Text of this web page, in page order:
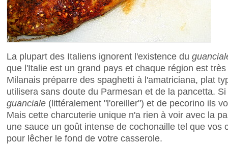
La plupart des Italiens ignorent l'existence du
que l'Italie est un grand pays et chaque région est
Milanais préparre des spaghetti à l'amatriciana, plat
utilisera sans doute du Parmesan et de la pancetta.
guanciale (littéralement "l'oreiller") et de pecorino ils
Mais cette charcuterie unique n'a rien à voir avec la
une sauce un goût intense de cochonaille tel que vos
pour lêcher le fond de votre casserole.